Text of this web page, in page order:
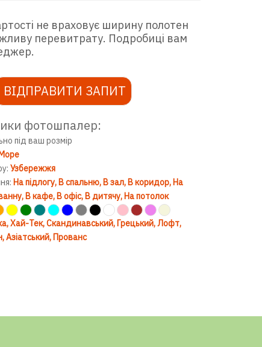
не враховує ширину полотен
перевитрату. Подробиці вам
ВІДПРАВИТИ ЗАПИТ
фотошпалер:
під ваш розмір
Узбережжя
На підлогу В спальню В зал В коридор На
В кафе В офіс В дитячу На потолок
Хай-Тек Скандинавський Грецький Лофт
Азіатський Прованс